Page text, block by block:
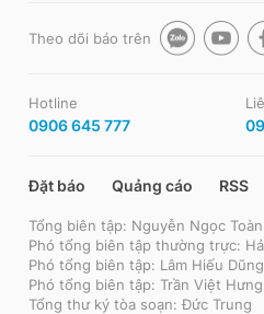
Theo dõi báo trên
Hotline
0906 645 777
Đặt báo Quảng cáo RSS
Tổng biên tập: Nguyễn Ngọc Toàn
Phó tổng biên tập thường trực:
Phó tổng biên tập: Lâm Hiếu Dũng
Phó tổng biên tập: Trần Việt Hưng
Tổng thư ký tòa soạn: Đức Trung